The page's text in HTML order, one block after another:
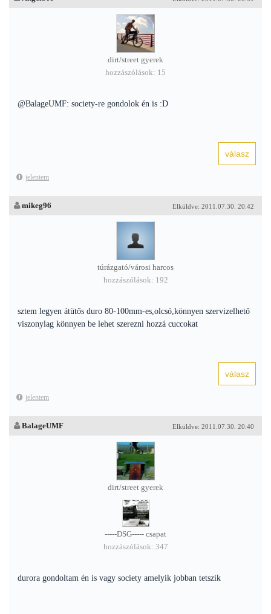
dirt/street gyerek
hozzászólások: 15
@BalageUMF: society-re gondolok én is :D
jelentem
Elküldve: 2011.07.30. 20:42
mikeg96
túrázgató/városi harcos
hozzászólások: 192
sztem legyen átütős duro 80-100mm-es,olcsó,könnyen szervizelhető
viszonylag könnyen be lehet szerezni hozzá cuccokat
jelentem
Elküldve: 2011.07.30. 20:40
BalageUMF
dirt/street gyerek
-----DSG----- csapat
hozzászólások: 347
durora gondoltam én is vagy society amelyik jobban tetszik